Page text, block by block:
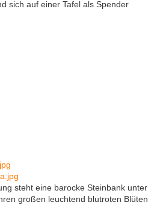
sich auf einer Tafel als Spender
steht eine barocke Steinbank unter
großen leuchtend blutroten Blüten